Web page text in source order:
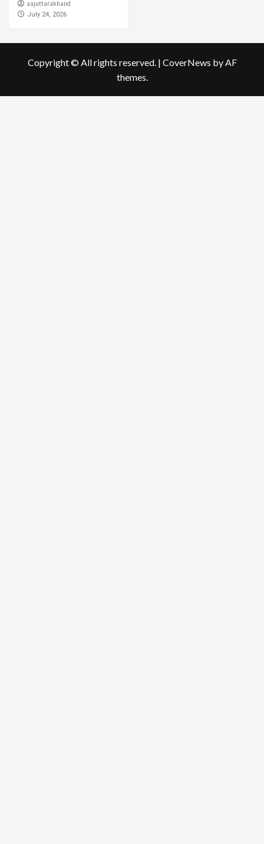
aajuttarakhand
July 24, 2026
Copyright © All rights reserved. | CoverNews by AF
themes.